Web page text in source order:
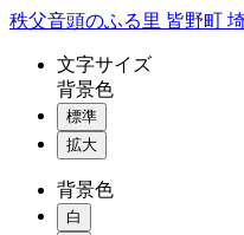
コ
秩父音頭のふる里 皆野町
文字サイズ
背景色
標準
拡大
背景色
白